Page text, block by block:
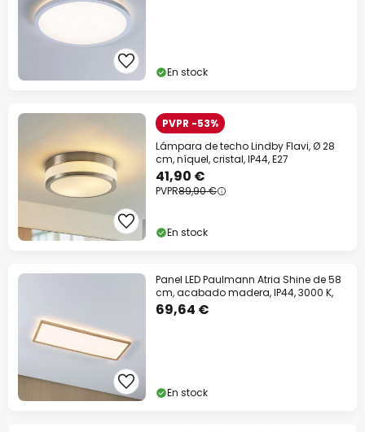
En stock
PVPR -53%
Lámpara de techo Lindby Flavi, Ø 28
cm, níquel, cristal, IP44, E27
41,90 €
PVPR89,90 €
En stock
Panel LED Paulmann Atria Shine de 58
cm, acabado madera, IP44, 3000 K,
69,64 €
En stock